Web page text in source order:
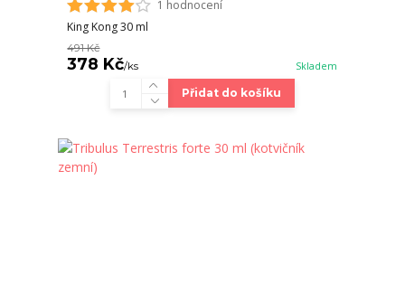
1 hodnocení
King Kong 30 ml
491 Kč
378 Kč/ks Skladem
Přidat do košíku